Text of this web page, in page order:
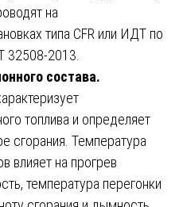
на
типа CFR или ИДТ по
32508-2013.
состава.
топлива и определяет
сгорания. Температура
влияет на прогрев
температура перегонки